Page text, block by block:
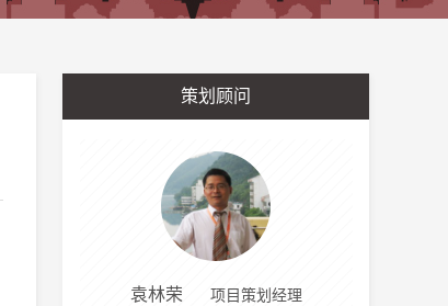
策划顾问
袁林荣 项目策划经理